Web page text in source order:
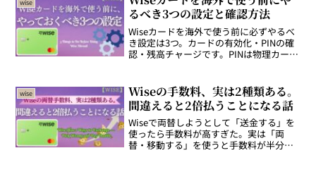
wise
るべき3つの設定と確認方法
Wiseカードを海外で使う前に必ずやるべ
き設定は3つ。カードの有効化・PINの確
認・残高チャージです。PINは物理カード
で解説します。
wise
Wiseの手数料、実は2種類ある。
間違えると2倍払うことになる話
Wiseで両替しようとして「送金する」を
使ったら手数料が高すぎた。実は「両
替・移動する」を使うと手数料が半分以